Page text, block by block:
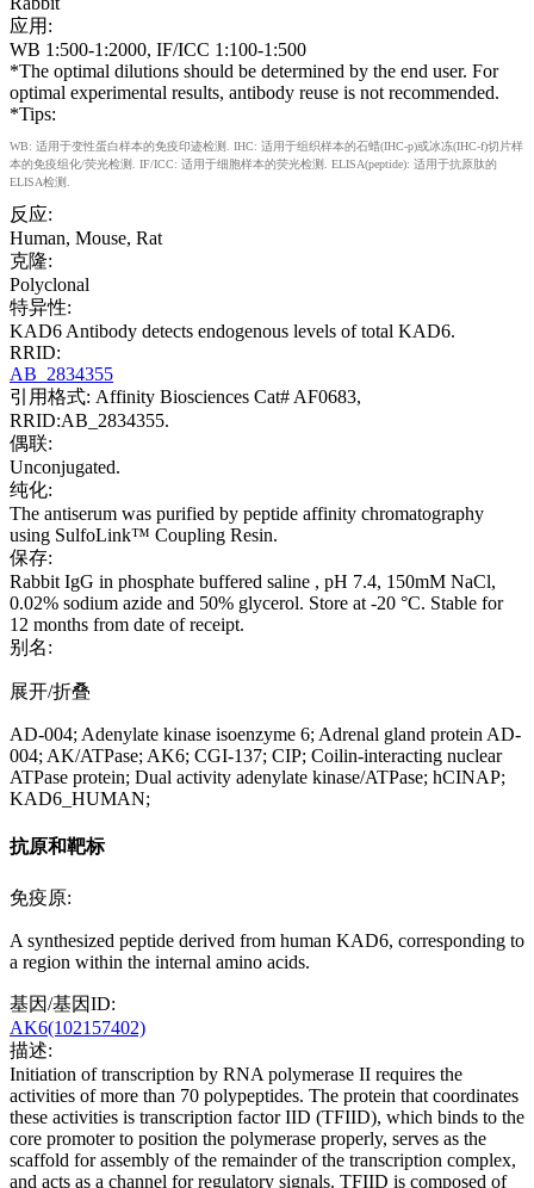
应用:
WB 1:500-1:2000, IF/ICC 1:100-1:500
*The optimal dilutions should be determined by the end user. For
optimal experimental results, antibody reuse is not recommended.
*Tips:
WB: 适用于变性蛋白样本的免疫印迹检测. IHC: 适用于组织样本的石蜡(IHC-p)或冰冻(IHC-f)切片样
本的免疫组化/荧光检测. IF/ICC: 适用于细胞样本的荧光检测. ELISA(peptide): 适用于抗原肽的
ELISA检测.
反应:
Human, Mouse, Rat
克隆:
Polyclonal
特异性:
KAD6 Antibody detects endogenous levels of total KAD6.
RRID:
AB_2834355
引用格式: Affinity Biosciences Cat# AF0683,
RRID:AB_2834355.
偶联:
Unconjugated.
纯化:
The antiserum was purified by peptide affinity chromatography
using SulfoLink™ Coupling Resin.
保存:
Rabbit IgG in phosphate buffered saline , pH 7.4, 150mM NaCl,
0.02% sodium azide and 50% glycerol. Store at -20 °C. Stable for
12 months from date of receipt.
别名:
展开/折叠
AD-004; Adenylate kinase isoenzyme 6; Adrenal gland protein AD-
004; AK/ATPase; AK6; CGI-137; CIP; Coilin-interacting nuclear
ATPase protein; Dual activity adenylate kinase/ATPase; hCINAP;
KAD6_HUMAN;
抗原和靶标
免疫原:
A synthesized peptide derived from human KAD6, corresponding to
a region within the internal amino acids.
基因/基因ID:
AK6(102157402)
描述:
Initiation of transcription by RNA polymerase II requires the
activities of more than 70 polypeptides. The protein that coordinates
these activities is transcription factor IID (TFIID), which binds to the
core promoter to position the polymerase properly, serves as the
scaffold for assembly of the remainder of the transcription complex,
and acts as a channel for regulatory signals. TFIID is composed of